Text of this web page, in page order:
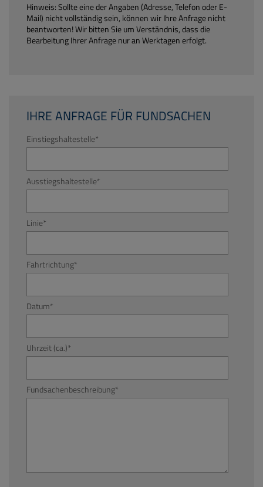
Hinweis: Sollte eine der Angaben (Adresse, Telefon oder E-
Mail) nicht vollständig sein, können wir Ihre Anfrage nicht
beantworten! Wir bitten Sie um Verständnis, dass die
Bearbeitung Ihrer Anfrage nur an Werktagen erfolgt.
IHRE ANFRAGE FÜR FUNDSACHEN
Einstiegshaltestelle*
Ausstiegshaltestelle*
Linie*
Fahrtrichtung*
Datum*
Uhrzeit (ca.)*
Fundsachenbeschreibung*